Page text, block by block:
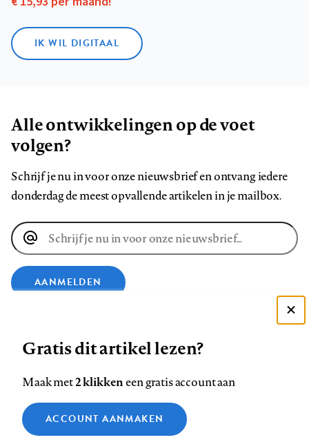
IK WIL DIGITAAL
Alle ontwikkelingen op de voet
volgen?
Schrijf je nu in voor onze nieuwsbrief en ontvang iedere
donderdag de meest opvallende artikelen in je mailbox.
E-
mailadres
AANMELDEN
op
Facebook
op
LinkedIn
op
Bluesky
ons
op
InstagramYouTube
Footer
Contact Colofon Disclaimer Privacy
Medische vragen verdienen
Gratis dit artikel lezen?
Maak met2 klikkeneen gratis account aan
ACCOUNT AANMAKEN
Zie onze cookie policy
Analytische cookies